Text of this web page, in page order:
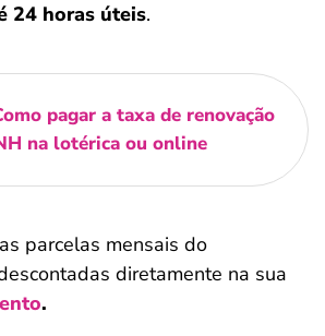
24 horas úteis.
pagar a taxa de renovação
na lotérica ou online
parcelas mensais do
diretamente na sua
.